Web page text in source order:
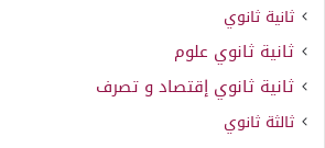
ثانية ثانوي
ثانية ثانوي علوم
ثانية ثانوي إقتصاد و تصرف
ثالثة ثانوي